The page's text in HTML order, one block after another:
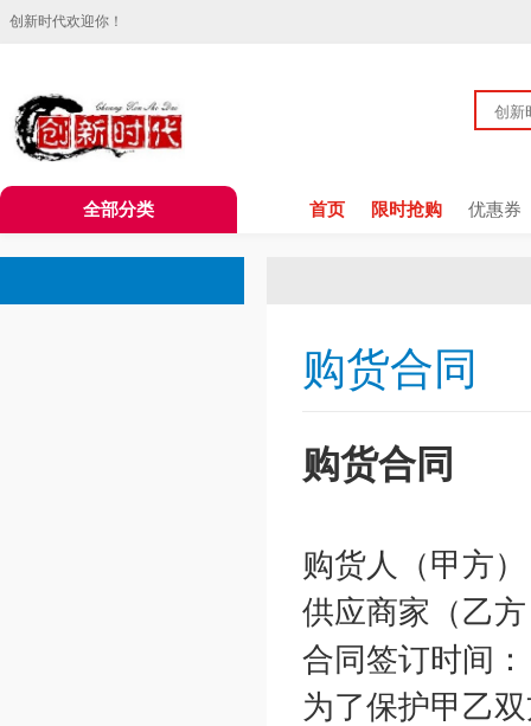
创新时代欢迎你！
全部分类 首页 限时抢购 优惠券
购货合同
购货合同
购货人（甲方
供应商家（乙
合同签订时间：
为了保护甲乙